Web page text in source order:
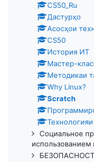
CS50_Ru
Дастурҳо
Асосҳои
CS50
История ИТ
Мастер-
Методикаи
Why Linux?
Scratch
Социальное
использованием